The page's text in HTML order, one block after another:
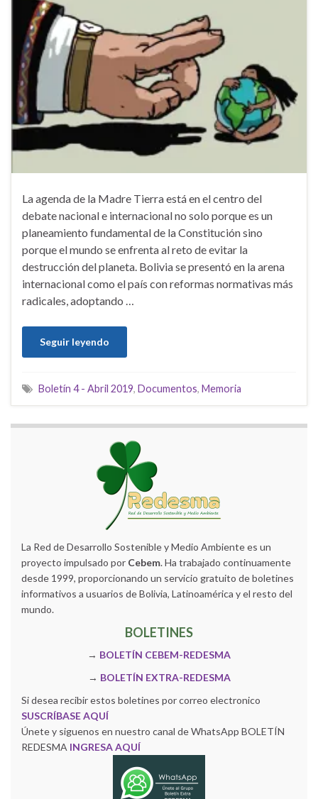
La agenda de la Madre Tierra está en el centro del
debate nacional e internacional no solo porque es un
planeamiento fundamental de la Constitución sino
porque el mundo se enfrenta al reto de evitar la
destrucción del planeta. Bolivia se presentó en la arena
internacional como el país con reformas normativas más
radicales, adoptando …
Seguir leyendo
Boletín 4 - Abril 2019, Documentos, Memoria
La Red de Desarrollo Sostenible y Medio Ambiente es un
proyecto impulsado por Cebem. Ha trabajado continuamente
desde 1999, proporcionando un servicio gratuito de boletines
informativos a usuarios de Bolivia, Latinoamérica y el resto del
mundo.
BOLETINES
→ BOLETÍN CEBEM-REDESMA
→ BOLETÍN EXTRA-REDESMA
Si desea recibir estos boletines por correo electronico
SUSCRÍBASE AQUÍ
Únete y siguenos en nuestro canal de WhatsApp BOLETÍN
REDESMA INGRESA AQUÍ